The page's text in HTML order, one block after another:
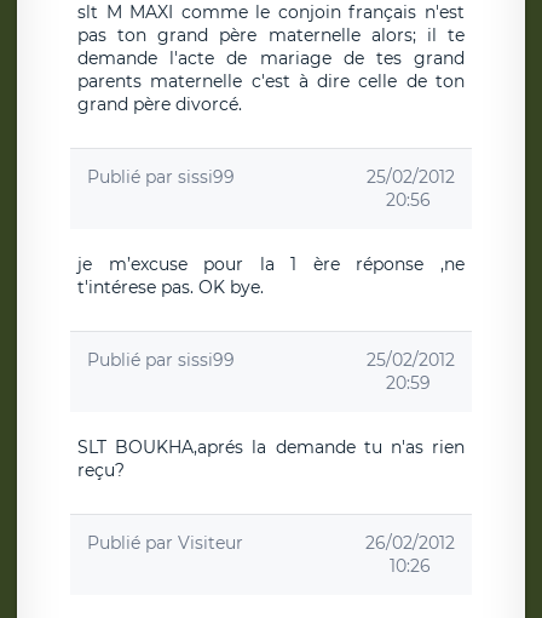
slt M MAXI comme le conjoin français n'est
pas ton grand père maternelle alors; il te
demande l'acte de mariage de tes grand
parents maternelle c'est à dire celle de ton
grand père divorcé.
Publié par sissi99
25/02/2012
20:56
je m’excuse pour la 1 ère réponse ,ne
t'intérese pas. OK bye.
Publié par sissi99
25/02/2012
20:59
SLT BOUKHA,aprés la demande tu n'as rien
reçu?
Publié par Visiteur
26/02/2012
10:26